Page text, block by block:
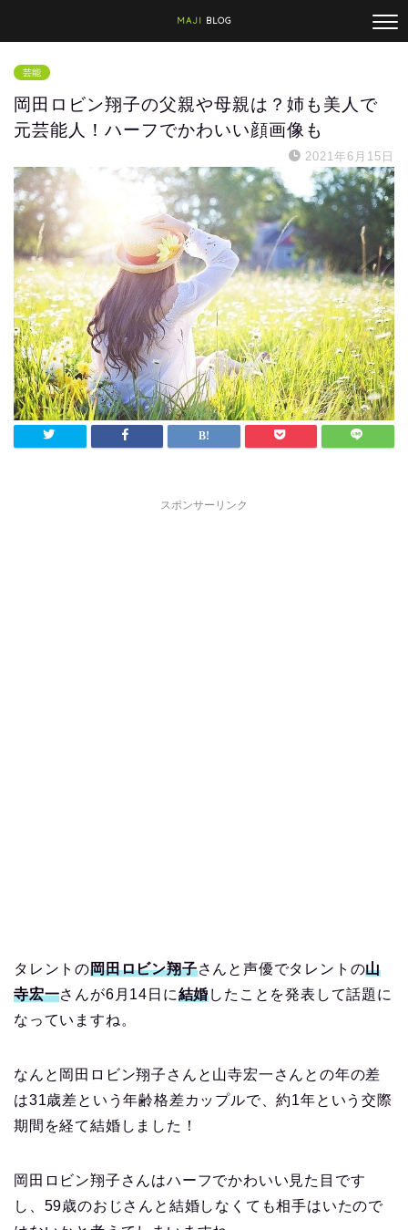
MAJI BLOG
芸能
岡田ロビン翔子の父親や母親は？姉も美人で
元芸能人！ハーフでかわいい顔画像も
2021年6月15日
スポンサーリンク
タレントの岡田ロビン翔子さんと声優でタレントの山
寺宏一さんが6月14日に結婚したことを発表して話題に
なっていますね。
なんと岡田ロビン翔子さんと山寺宏一さんとの年の差
は31歳差という年齢格差カップルで、約1年という交際
期間を経て結婚しました！
岡田ロビン翔子さんはハーフでかわいい見た目です
し、59歳のおじさんと結婚しなくても相手はいたので